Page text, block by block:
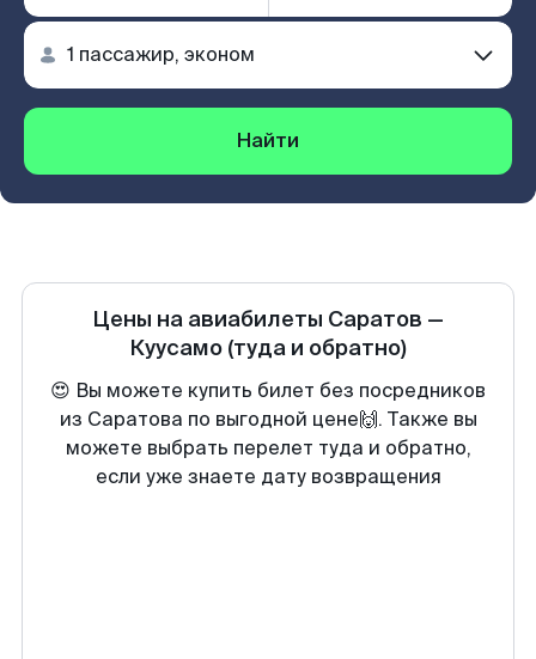
Найти
Цены на авиабилеты Саратов —
Куусамо (туда и обратно)
😍 Вы можете купить билет без посредников
из Саратова по выгодной цене🙌. Также вы
можете выбрать перелет туда и обратно,
если уже знаете дату возвращения